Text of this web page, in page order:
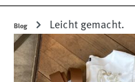
Blog Leicht gemacht.